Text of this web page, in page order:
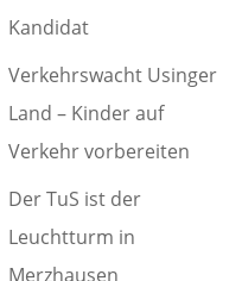
Kandidat
Verkehrswacht Usinger
Land – Kinder auf
Verkehr vorbereiten
Der TuS ist der
Leuchtturm in
Merzhausen